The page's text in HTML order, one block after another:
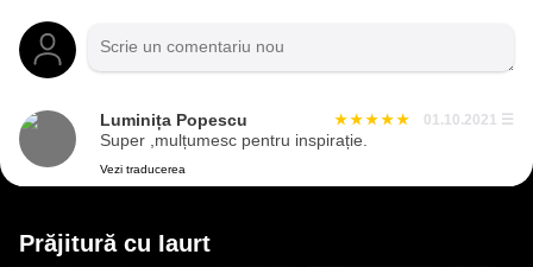
Luminița Popescu 01.10.2021 ☰
Super ,mulțumesc pentru inspirație.
Vezi traducerea
Prăjitură cu Iaurt